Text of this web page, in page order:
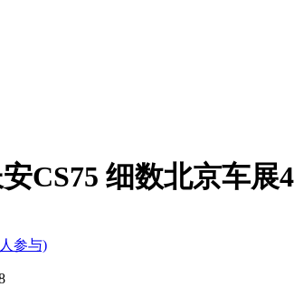
CS75 细数北京车展
人参与)